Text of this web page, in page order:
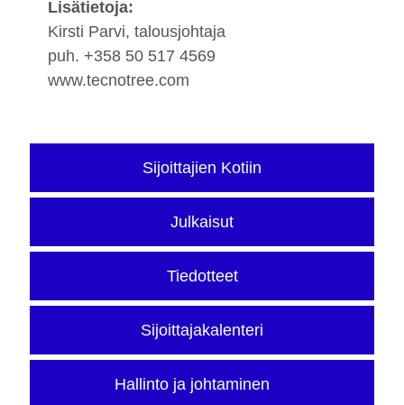
Sijoittajien Kotiin
Julkaisut
Tiedotteet
Sijoittajakalenteri
Hallinto ja johtaminen
Lisätietoja:
Kirsti Parvi, talousjohtaja
puh. +358 50 517 4569
www.tecnotree.com